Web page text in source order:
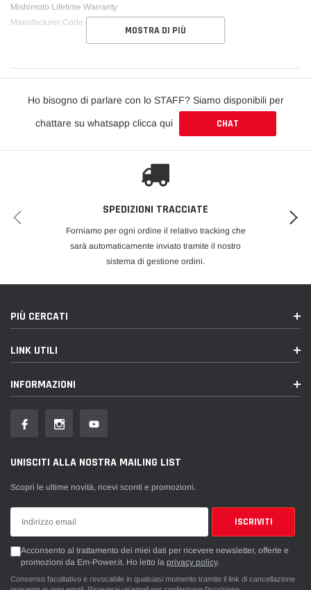
Mishimoto Lifetime Warranty
Manufacturer Code MMCP-22525BL
MOSTRA DI PIÙ
Ho bisogno di parlare con lo STAFF? Siamo disponibili per
chattare su whatsapp clicca qui CHAT
SPEDIZIONI TRACCIATE
Forniamo per ogni ordine il relativo tracking che
sarà automaticamente inviato tramite il nostro
sistema di gestione ordini.
PIÙ CERCATI
LINK UTILI
INFORMAZIONI
UNISCITI ALLA NOSTRA MAILING LIST
Scopri le ultime novità, ricevi sconti e promozioni.
Acconsento al trattamento dei miei dati per ricevere newsletter, offerte e
promozioni da Em-Power.it. Ho letto la privacy policy.
Consenso facoltativo e revocabile in qualsiasi momento tramite il link di cancellazione